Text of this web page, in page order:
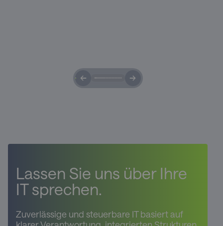
Lassen Sie uns über Ihre
IT sprechen.
Zuverlässige und steuerbare IT basiert auf